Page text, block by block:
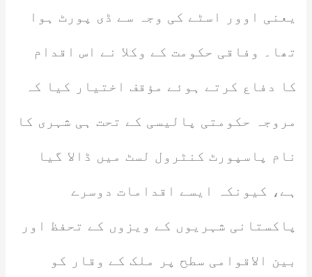
یعنی اوور اسٹے کی وجہ سے ڈی پورٹ ہوا
تھا۔ وفاقی حکومت کے وکلا نے اس اقدام
کا دفاع کرتے ہوئے مؤقف اختیار کیا کہ
مروجہ حکومتی پالیسی کے تحت ہی شہری کا
نام پاسپورٹ کنٹرول لسٹ میں ڈالا گیا
ہے، کیونکہ ایسے اقدامات دوسرے
پاکستانی شہریوں کے ویزوں کے تحفظ اور
بین الاقوامی سطح پر ملک کے وقار کو